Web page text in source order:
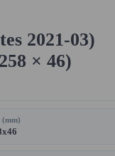
2021-03)
× 46)
(mm)